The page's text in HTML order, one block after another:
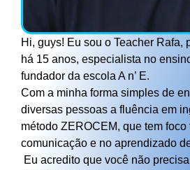
Hi, guys! Eu sou o Teacher Rafa,
há 15 anos, especialista no
fundador da escola A n’ E.
Com a minha forma simples de
diversas pessoas a fluência em
método ZEROCEM, que tem foco
comunicação e no aprendizado
Eu acredito que você não